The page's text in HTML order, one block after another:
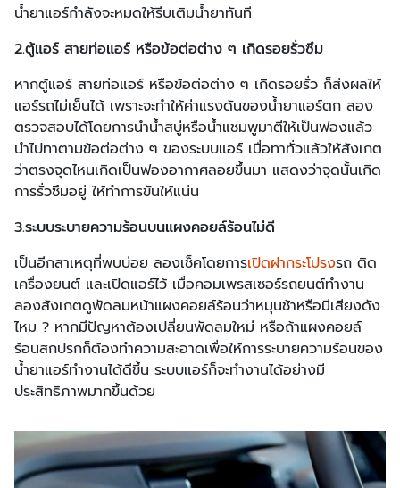
น้ำยาแอร์กำลังจะหมดให้รีบเติมน้ำยาทันที
2.ตู้แอร์ สายท่อแอร์ หรือข้อต่อต่าง ๆ เกิดรอยรั่วซึม
หากตู้แอร์ สายท่อแอร์ หรือข้อต่อต่าง ๆ เกิดรอยรั่ว ก็ส่งผลให้
แอร์รถไม่เย็นได้ เพราะจะทำให้ค่าแรงดันของน้ำยาแอร์ตก ลอง
ตรวจสอบได้โดยการนำน้ำสบู่หรือน้ำแชมพูมาตีให้เป็นฟองแล้ว
นำไปทาตามข้อต่อต่าง ๆ ของระบบแอร์ เมื่อทาทั่วแล้วให้สังเกต
ว่าตรงจุดไหนเกิดเป็นฟองอากาศลอยขึ้นมา แสดงว่าจุดนั้นเกิด
การรั่วซึมอยู่ ให้ทำการขันให้แน่น
3.ระบบระบายความร้อนบนแผงคอยล์ร้อนไม่ดี
เป็นอีกสาเหตุที่พบบ่อย ลองเช็คโดยการเปิดฝากระโปรงรถ ติด
เครื่องยนต์ และเปิดแอร์ไว้ เมื่อคอมเพรสเซอร์รถยนต์ทำงาน
ลองสังเกตดูพัดลมหน้าแผงคอยล์ร้อนว่าหมุนช้าหรือมีเสียงดัง
ไหม ? หากมีปัญหาต้องเปลี่ยนพัดลมใหม่ หรือถ้าแผงคอยล์
ร้อนสกปรกก็ต้องทำความสะอาดเพื่อให้การระบายความร้อนของ
น้ำยาแอร์ทำงานได้ดีขึ้น ระบบแอร์ก็จะทำงานได้อย่างมี
ประสิทธิภาพมากขึ้นด้วย